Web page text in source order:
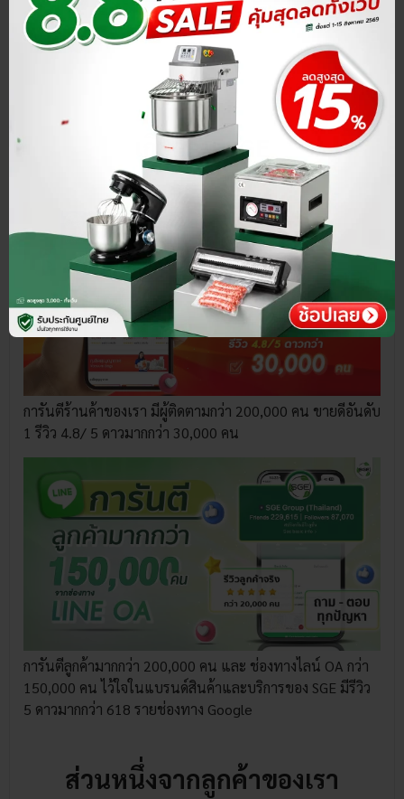
เกี่ยวกับ SGE
การันตีร้านค้าของเรา มีผู้ติดตามกว่า 200,000 คน ขายดีอันดับ
1 รีวิว 4.8/ 5 ดาวมากกว่า 30,000 คน
การันตีลูกค้ามากกว่า 200,000 คน และ ช่องทางไลน์ OA กว่า
150,000 คน ไว้ใจในแบรนด์สินค้าและบริการของ SGE มีรีวิว
5 ดาวมากกว่า 618 รายช่องทาง Google
ส่วนหนึ่งจากลูกค้าของเรา